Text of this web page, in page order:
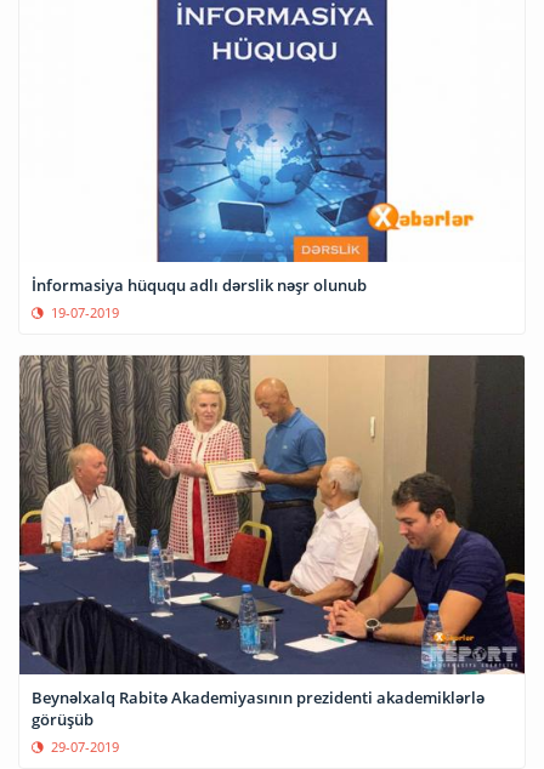
İnformasiya hüququ adlı dərslik nəşr olunub
19-07-2019
Beynəlxalq Rabitə Akademiyasının prezidenti akademiklərlə
görüşüb
29-07-2019